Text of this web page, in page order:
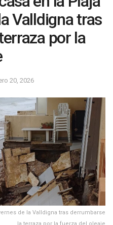
Valldigna tras
por la
20, 2026
de la Valldigna tras derrumbarse
la terraza por la fuerza del oleaje